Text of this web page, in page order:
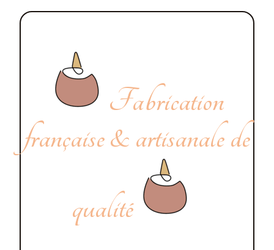
Fabrication
française & artisanale de
qualité